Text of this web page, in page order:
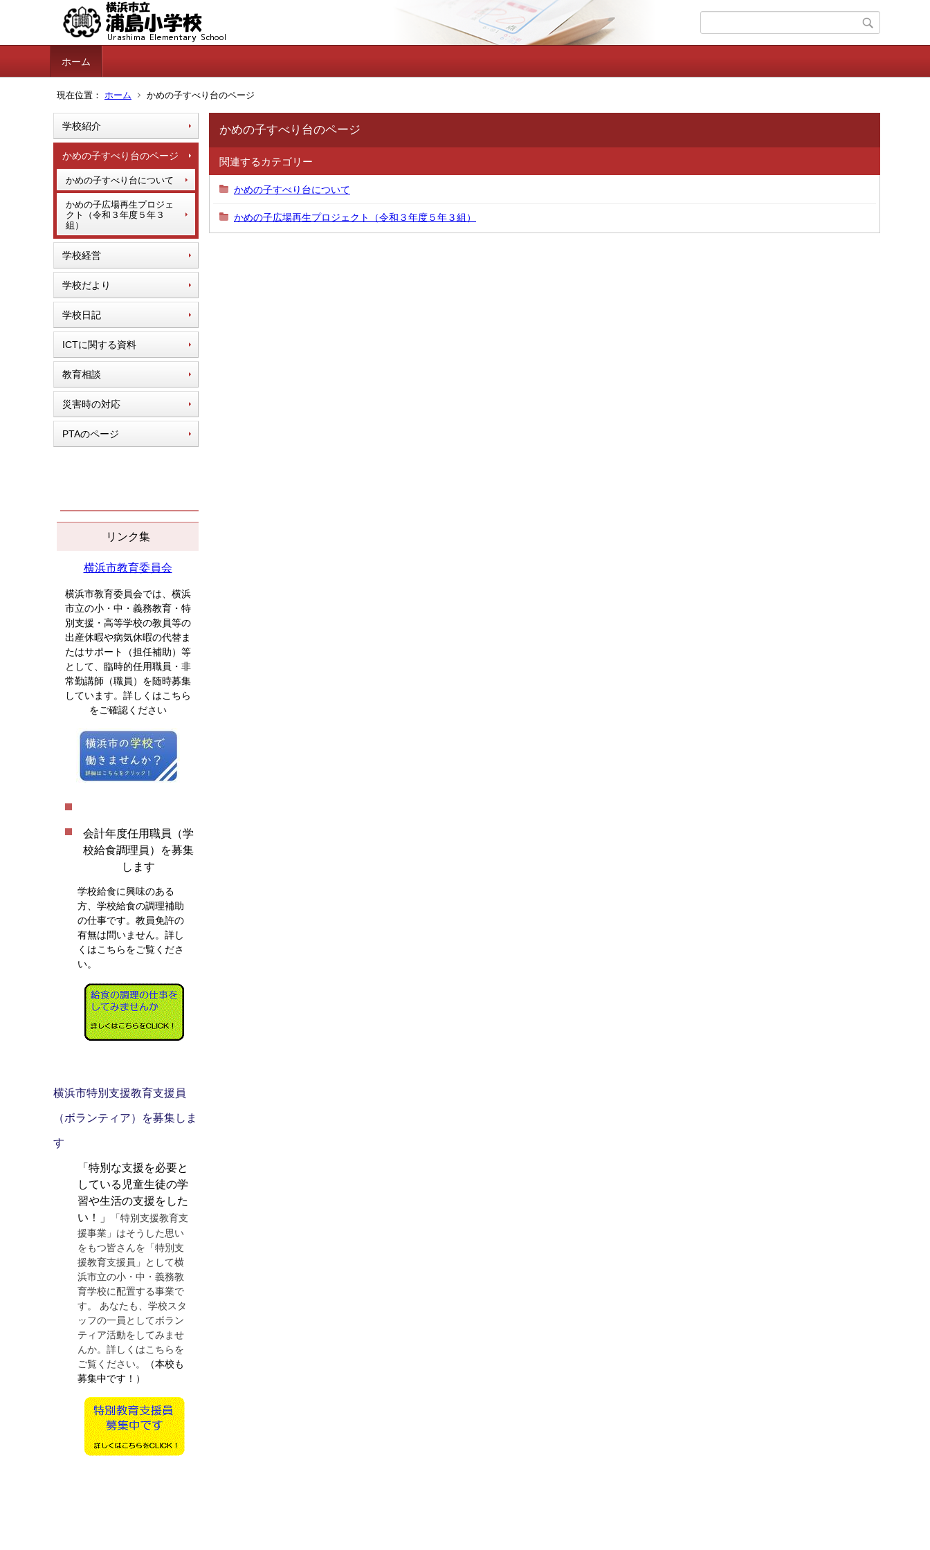
ホーム
現在位置： ホーム かめの子すべり台のページ
学校紹介
かめの子すべり台のページ
かめの子すべり台について
かめの子広場再生プロジェ
クト（令和３年度５年３
組）
学校経営
学校だより
学校日記
ICTに関する資料
教育相談
災害時の対応
PTAのページ
リンク集
横浜市教育委員会
横浜市教育委員会では、横浜
市立の小・中・義務教育・特
別支援・高等学校の教員等の
出産休暇や病気休暇の代替ま
たはサポート（担任補助）等
として、臨時的任用職員・非
常勤講師（職員）を随時募集
しています。詳しくはこちら
をご確認ください
会計年度任用職員（学
校給食調理員）を募集
します
学校給食に興味のある
方、学校給食の調理補助
の仕事です。教員免許の
有無は問いません。詳し
くはこちらをご覧くださ
い。
横浜市特別支援教育支援員
（ボランティア）を募集しま
す
「特別な支援を必要と
している児童生徒の学
習や生活の支援をした
い！」
「特別支援教育支
援事業」はそうした思い
をもつ皆さんを「特別支
援教育支援員」として横
浜市立の小・中・義務教
育学校に配置する事業で
す。 あなたも、学校スタ
ッフの一員としてボラン
ティア活動をしてみませ
んか。詳しくはこちらを
ご覧ください。
（本校も
募集中です！）
かめの子すべり台のページ
関連するカテゴリー
かめの子すべり台について
かめの子広場再生プロジェクト（令和３年度５年３組）